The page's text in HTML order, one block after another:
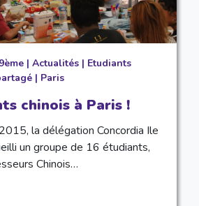
| Actualités| Etudiants
| Paris
chinois à Paris !
la délégation Concordia Ile
un groupe de 16 étudiants,
Chinois…